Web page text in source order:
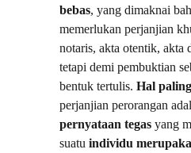
bebas, yang dimaknai
memerlukan perjanjian
notaris, akta otentik, akta
tetapi demi pembuktian
bentuk tertulis. Hal
perjanjian perorangan
pernyataan tegas yang
suatu individu